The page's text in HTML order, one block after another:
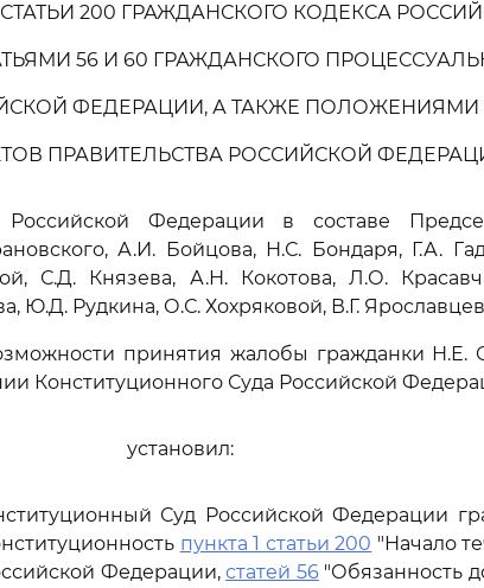
200 ГРАЖДАНСКОГО КОДЕКСА
56 И 60 ГРАЖДАНСКОГО
ФЕДЕРАЦИИ, А ТАКЖЕ ПОЛОЖЕНИЯМИ
ПРАВИТЕЛЬСТВА РОССИЙСКОЙ
Федерации в составе
А.И. Бойцова, Н.С. Бондаря, Г.А.
С.Д. Князева, А.Н. Кокотова, Л.О.
Ю.Д. Рудкина, О.С. Хохряковой, В.Г.
принятия жалобы гражданки Н.Е.
Конституционного Суда Российской
установил:
Суд Российской Федерации
пункта 1 статьи 200 "Начало
Федерации,статей 56"Обязанность